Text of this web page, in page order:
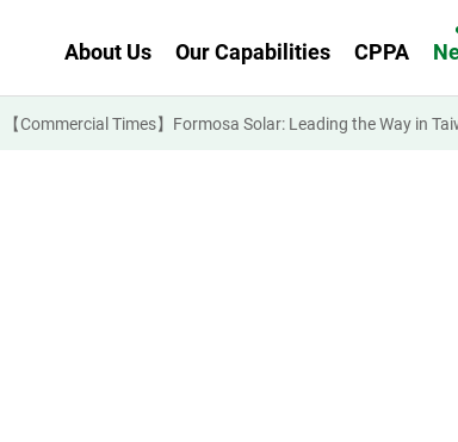
About Us Our Capabilities CPPA
【Commercial Times】Formosa Solar: Leading the Way in